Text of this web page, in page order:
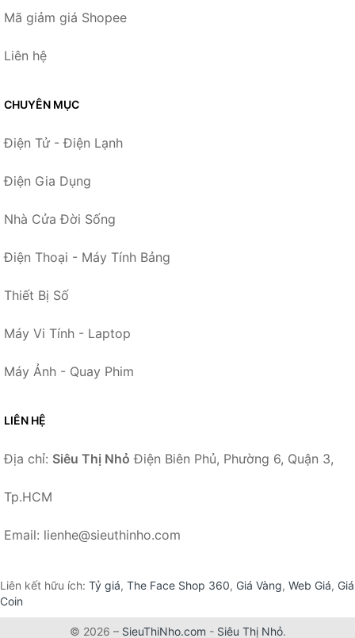
Mã giảm giá Shopee
Liên hệ
CHUYÊN MỤC
Điện Tử - Điện Lạnh
Điện Gia Dụng
Nhà Cửa Đời Sống
Điện Thoại - Máy Tính Bảng
Thiết Bị Số
Máy Vi Tính - Laptop
Máy Ảnh - Quay Phim
LIÊN HỆ
Địa chỉ: Siêu Thị Nhỏ Điện Biên Phủ, Phường 6, Quận 3,
Tp.HCM
Email: lienhe@sieuthinho.com
Liên kết hữu ích: Tỷ giá, The Face Shop 360, Giá Vàng, Web Giá, Giá
Coin
© 2026 – SieuThiNho.com - Siêu Thị Nhỏ.